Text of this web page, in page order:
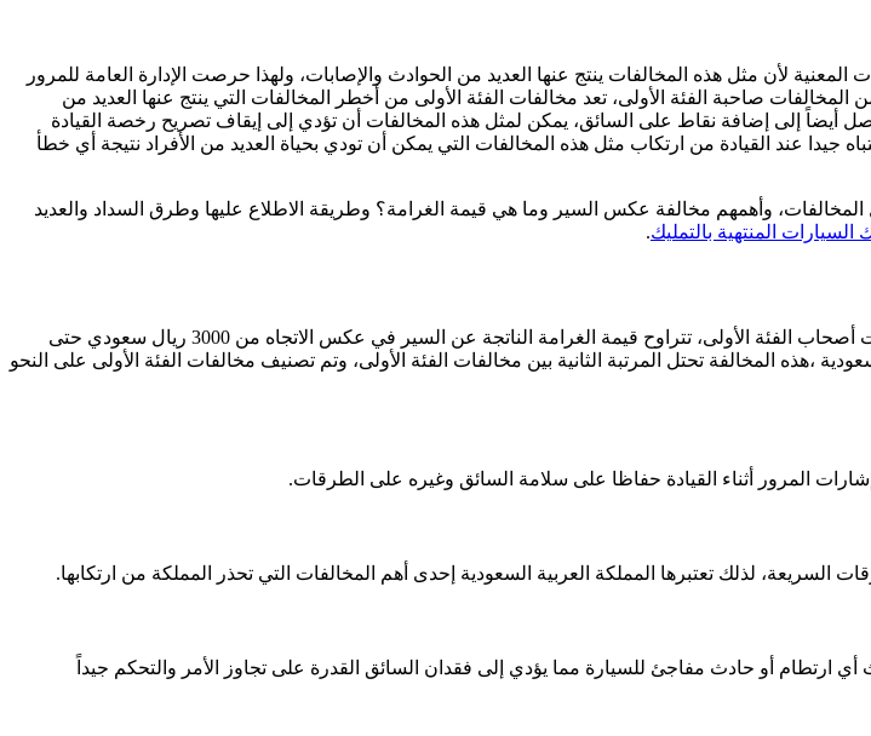
لأن مثل هذه المخالفات ينتج عنها العديد من الحوادث والإصابات، ولهذا حرصت الإدارة العامة للمرور
صاحبة الفئة الأولى، تعد مخالفات الفئة الأولى من أخطر المخالفات التي ينتج عنها العديد من
وضع مخالفات مالية كبيرة قد تصل إلى 10000 ريال سعودي، قد تصل أيضاً إلى إضافة نقاط على السائق، يمكن لمثل هذه المخالفات أن تؤدي إلى إيقاف تصريح رخصة القيادة
جيدا عند القيادة من ارتكاب مثل هذه المخالفات التي يمكن أن تودي بحياة العديد من الأفراد نتيجة أي خطأ
وأهمهم مخالفة عكس السير وما هي قيمة الغرامة؟ وطريقة الاطلاع عليها وطرق السداد والعديد
السيارات المنتهية بالتمليك.
مخالفة عكس السير تعتبرها الإدارة العامة للمرور في المملكة العربية السعودية من أهم المخالفات أصحاب الفئة الأولى، تتراوح قيمة الغرامة الناتجة عن السير في عكس الاتجاه من 3000 ريال سعودي حتى
السعودية ،هذه المخالفة تحتل المرتبة الثانية بين مخالفات الفئة الأولى، وتم تصنيف مخالفات الفئة الأولى على النحو
المرور أثناء القيادة حفاظا على سلامة السائق وغيره على الطرقات.
لذلك تعتبرها المملكة العربية السعودية إحدى أهم المخالفات التي تحذر المملكة من ارتكابها.
ارتطام أو حادث مفاجئ للسيارة مما يؤدي إلى فقدان السائق القدرة على تجاوز الأمر والتحكم جيداً